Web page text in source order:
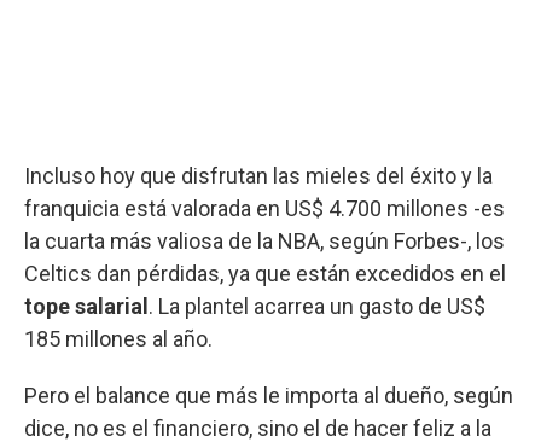
Incluso hoy que disfrutan las mieles del éxito y la
franquicia está valorada en US$ 4.700 millones -es
la cuarta más valiosa de la NBA, según Forbes-, los
Celtics dan pérdidas, ya que están excedidos en el
tope salarial . La plantel acarrea un gasto de US$
185 millones al año.
Pero el balance que más le importa al dueño, según
dice, no es el financiero, sino el de hacer feliz a la